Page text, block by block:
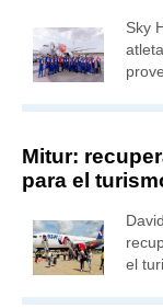
Sky
Mitur:
para el
el